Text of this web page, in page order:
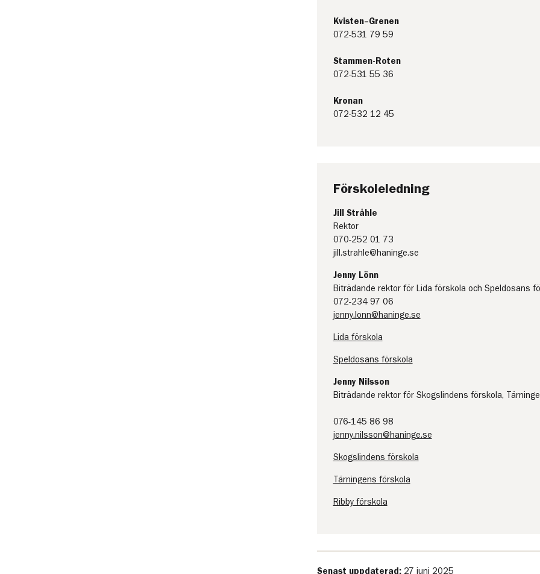
Kvisten–Grenen
072-531 79 59
Stammen-Roten
072-531 55 36
Kronan
072-532 12 45
Förskoleledning
Jill Stråhle
Rektor
070-252 01 73
jill.strahle@haninge.se
Jenny Lönn
Biträdande rektor för Lida förskola och Speldosans
072-234 97 06
jenny.lonn@haninge.se
Lida förskola
Speldosans förskola
Jenny Nilsson
Biträdande rektor för Skogslindens förskola,
076-145 86 98
jenny.nilsson@haninge.se
Skogslindens förskola
Tärningens förskola
Ribby förskola
Senast uppdaterad: 27 juni 2025